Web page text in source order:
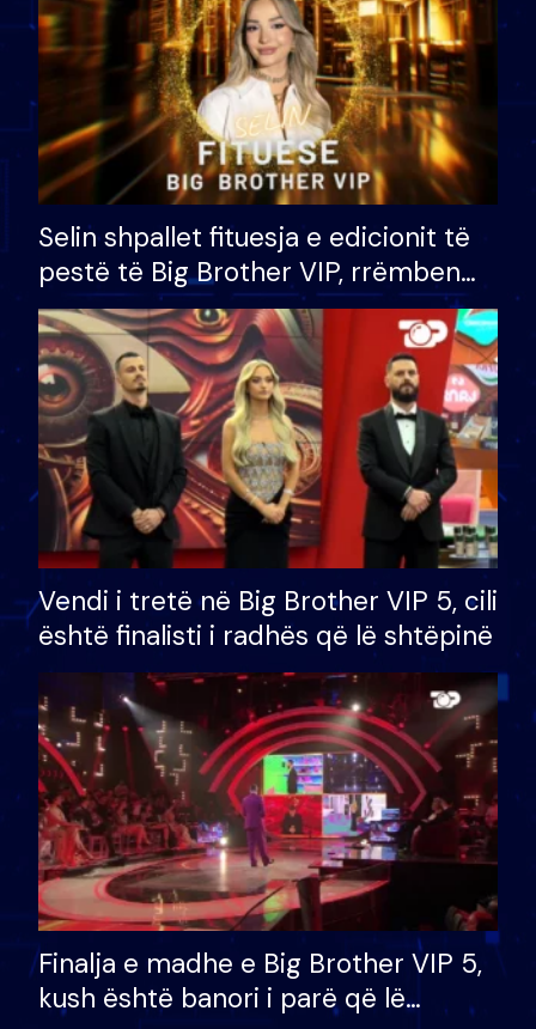
Selin shpallet fituesja e edicionit të
pestë të Big Brother VIP, rrëmben
çmimin e madh prej 100 mijë eurosh
Vendi i tretë në Big Brother VIP 5, cili
është finalisti i radhës që lë shtëpinë
Finalja e madhe e Big Brother VIP 5,
kush është banori i parë që lë